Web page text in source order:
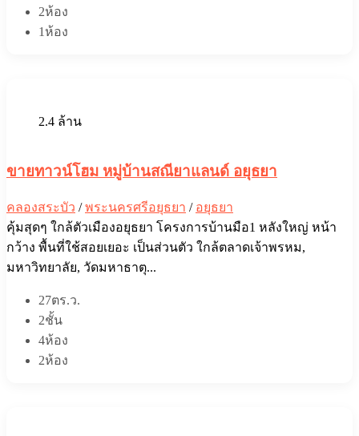
2ห้อง
1ห้อง
2.4 ล้าน
ขายทาวน์โฮม หมู่บ้านสณียาแลนด์ อยุธยา
คลองสระบัว /พระนครศรีอยุธยา / อยุธยา
คุ้มสุดๆ ใกล้ตัวเมืองอยุธยา โครงการบ้านมือ1 หลังใหญ่ หน้า
กว้าง พื้นที่ใช้สอยเยอะ เป็นส่วนตัว ใกล้ตลาดเจ้าพรหม,
มหาวิทยาลัย, วัดมหาธาตุ...
27ตร.ว.
2ชั้น
4ห้อง
2ห้อง